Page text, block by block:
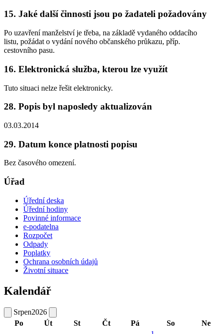
15. Jaké další činnosti jsou po žadateli požadovány
Po uzavření manželství je třeba, na základě vydaného oddacího
listu, požádat o vydání nového občanského průkazu, příp.
cestovního pasu.
16. Elektronická služba, kterou lze využít
Tuto situaci nelze řešit elektronicky.
28. Popis byl naposledy aktualizován
03.03.2014
29. Datum konce platnosti popisu
Bez časového omezení.
Úřad
Úřední deska
Úřední hodiny
Povinné informace
e-podatelna
Rozpočet
Odpady
Poplatky
Ochrana osobních údajů
Životní situace
Kalendář
Srpen2026
Po
Út St Čt Pá So
Ne